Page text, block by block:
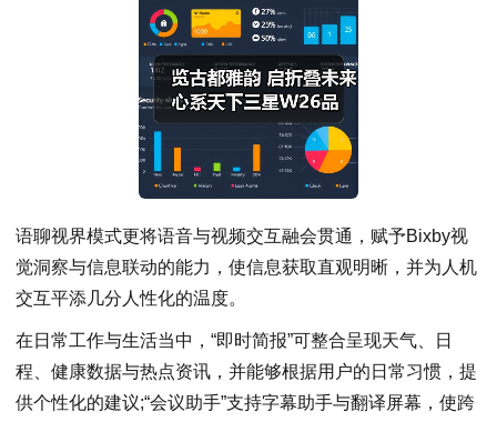
语聊视界模式更将语音与视频交互融会贯通，赋予Bixby视
觉洞察与信息联动的能力，使信息获取直观明晰，并为人机
交互平添几分人性化的温度。
在日常工作与生活当中，“即时简报”可整合呈现天气、日
程、健康数据与热点资讯，并能够根据用户的日常习惯，提
供个性化的建议;“会议助手”支持字幕助手与翻译屏幕，使跨